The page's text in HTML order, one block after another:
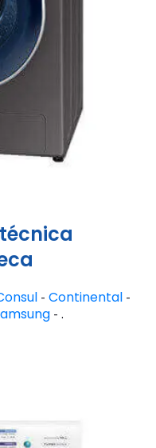
- Continental -
- .